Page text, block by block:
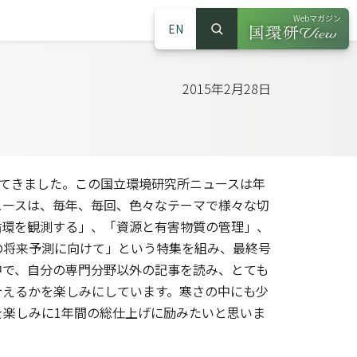
EN
サイト内検索
検索
Webマガジン
（別ウインドウ
2015年2月28日
ました。この国立環境研究所ニュースは年
スは、毎年、毎回、色々なテーマで様々な切
を観測する」、「資源と有害物質の管理」、
来予測に向けて」という特集を組み、最終号
、自分の専門分野以外の記事を読み、とても
るかを楽しみにしています。寒さの中にも少
しみに1年間の総仕上げに励みたいと思いま